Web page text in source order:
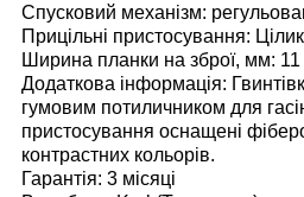
Спусковий механізм:
Прицільні пристосування:
Ширина планки на зброї, мм: 11
Додаткова інформація:
гумовим потиличником для
пристосування оснащені
контрастних кольорів.
Гарантія: 3 місяці